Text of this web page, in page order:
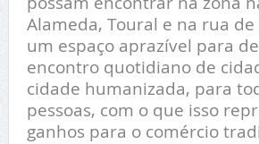
Alameda, Toural e na rua
um espaço aprazível para
encontro quotidiano de
cidade humanizada, para
pessoas, com o que isso
ganhos para o comércio